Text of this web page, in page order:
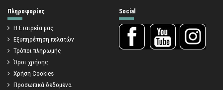
Πληροφορίες
Η Εταιρεία μας
Εξυπηρέτηση πελατών
Τρόποι πληρωμής
Όροι χρήσης
Χρήση Cookies
Προσωπικά δεδομένα
Social